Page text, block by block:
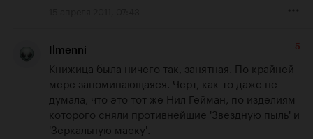
Ilmenni -5
Книжица была ничего так, занятная. По крайней
мере запоминающаяся. Черт, как-то даже не
думала, что это тот же Нил Гейман, по изделиям
которого сняли противнейшие 'Звездную пыль' и
'Зеркальную маску'.